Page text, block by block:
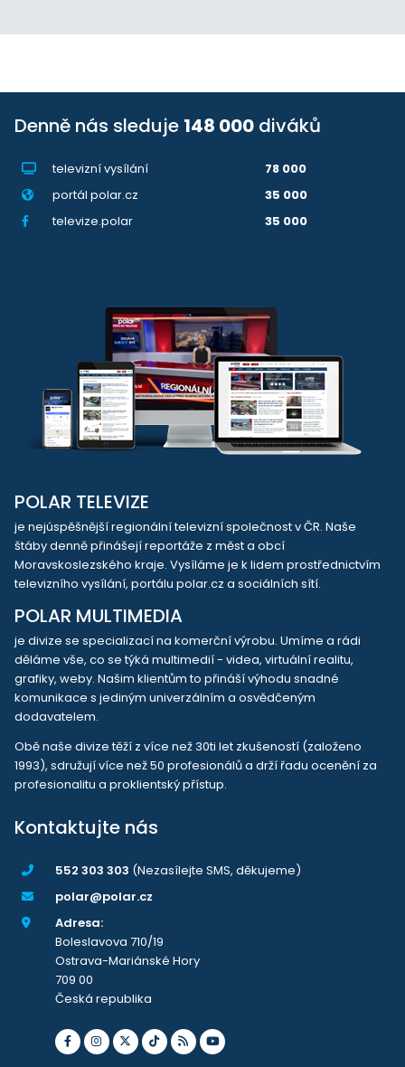
Denně nás sleduje 148 000 diváků
televizní vysílání
78 000
portál polar.cz
35 000
televize.polar
35 000
POLAR TELEVIZE
je nejúspěšnější regionální televizní společnost v ČR. Naše
štáby denně přinášejí reportáže z měst a obcí
Moravskoslezského kraje. Vysíláme je k lidem prostřednictvím
televizního vysílání, portálu polar.cz a sociálních sítí.
POLAR MULTIMEDIA
je divize se specializací na komerční výrobu. Umíme a rádi
děláme vše, co se týká multimedií - videa, virtuální realitu,
grafiky, weby. Našim klientům to přináší výhodu snadné
komunikace s jediným univerzálním a osvědčeným
dodavatelem.
Obě naše divize těží z více než 30ti let zkušeností (založeno
1993), sdružují více než 50 profesionálů a drží řadu ocenění za
profesionalitu a proklientský přístup.
Kontaktujte nás
552 303 303 (Nezasílejte SMS, děkujeme)
polar@polar.cz
Adresa:
Boleslavova 710/19
Ostrava-Mariánské Hory
709 00
Česká republika